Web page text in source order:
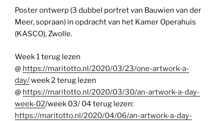
Poster ontwerp (3 dubbel portret van Bauwien van der
Meer, sopraan) in opdracht van het Kamer Operahuis
(KASCO), Zwolle.
Week 1 terug lezen
@ https://maritotto.nl/2020/03/23/one-artwork-a-
day/week 2 terug lezen
@ https://maritotto.nl/2020/03/30/an-artwork-a-day-
week-02/week 03/ 04 terug lezen:
https://maritotto.nl/2020/04/06/an-artwork-a-day-